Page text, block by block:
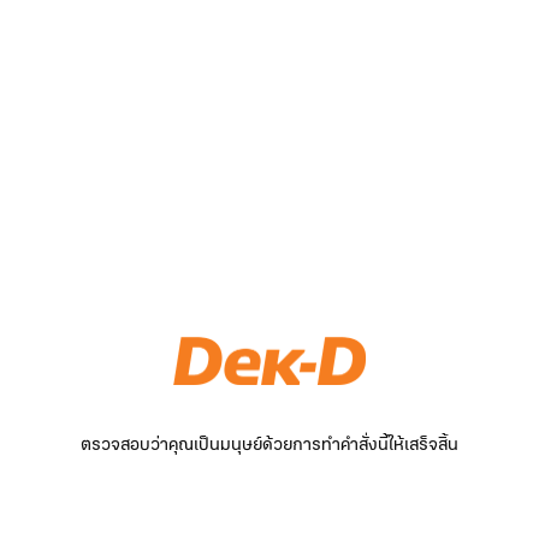
ตรวจสอบว่าคุณเป็นมนุษย์ด้วยการทำคำสั่งนี้ให้เสร็จสิ้น